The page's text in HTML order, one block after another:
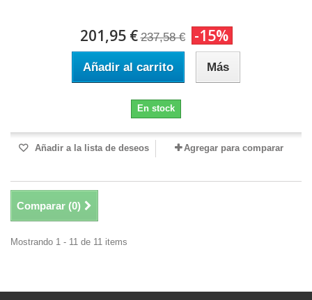
201,95 € 237,58 € -15%
Añadir al carrito Más
En stock
Añadir a la lista de deseos Agregar para comparar
Comparar (0)
Mostrando 1 - 11 de 11 items